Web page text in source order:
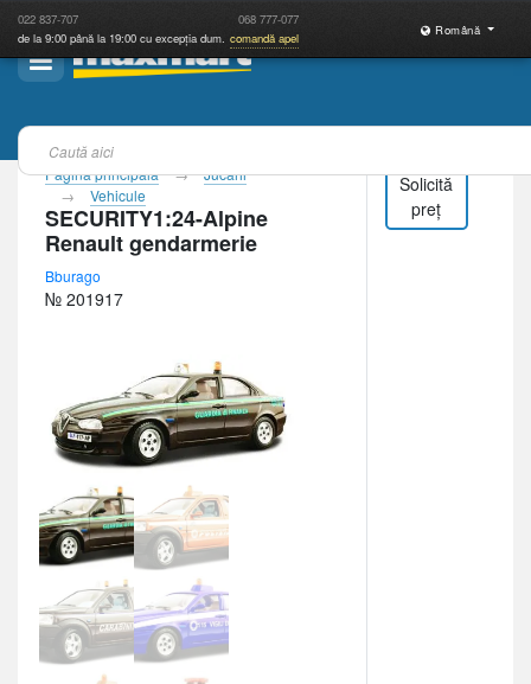
022 837-707 068 777-077
de la 9:00 până la 19:00 cu excepția dum. comandă apel
Română
Pagina principală
Jucării
Vehicule
SECURITY1:24-Alpine
Renault gendarmerie
Bburago
№ 201917
Solicită
preț